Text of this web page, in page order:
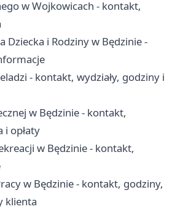
w Wojkowicach - kontakt,
Dziecka i Rodziny w Będzinie -
- kontakt, wydziały, godziny i
w Będzinie - kontakt,
i opłaty
w Będzinie - kontakt,
w Będzinie - kontakt, godziny,
klienta